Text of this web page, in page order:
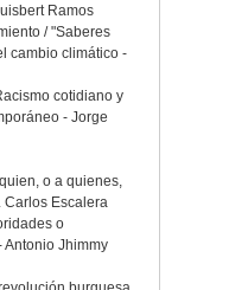
Ramos
/ "Saberes
cambio climático -
cotidiano y
- Jorge
o a quienes,
Carlos Escalera
o
Jhimmy